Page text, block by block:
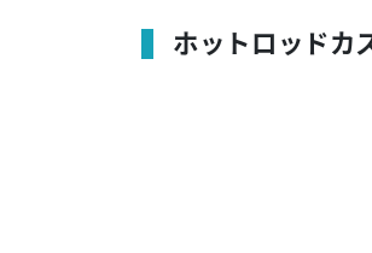
ホットロッドカ